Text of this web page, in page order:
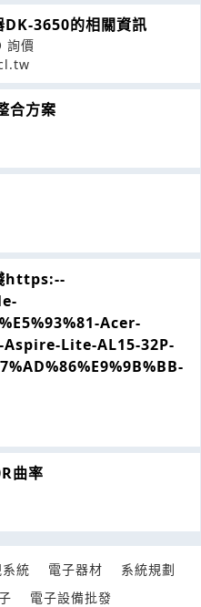
DK-3650的相關資訊
詢價
合方案
https:--
Acer-
Aspire-Lite-AL15-32P-
曲率
統 電子器材
系統規劃
電子設備批發